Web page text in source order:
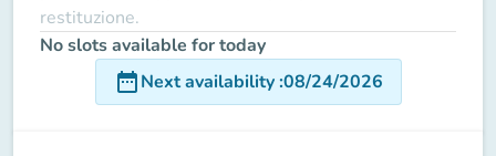
restituzione.
No slots available for today
date_rangeNext availability:08/24/2026